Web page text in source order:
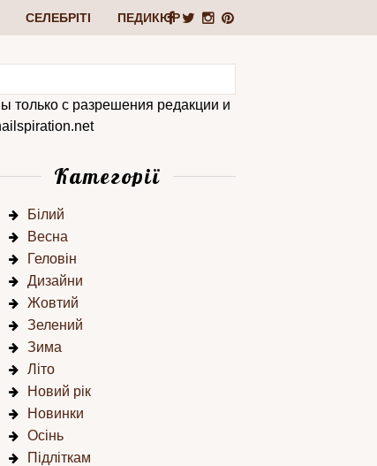
СЕЛЕБРІТІ ПЕДИКЮР
только с разрешения редакции и
Категорії
Білий
Весна
Геловін
Дизайни
Жовтий
Зелений
Зима
Літо
Новий рік
Новинки
Осінь
Підліткам